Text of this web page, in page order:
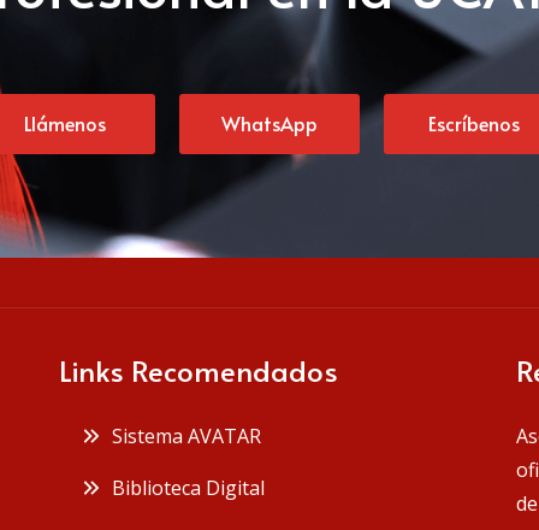
Llámenos WhatsApp Escríbenos
Links Recomendados
Sistema AVATAR
Biblioteca Digital